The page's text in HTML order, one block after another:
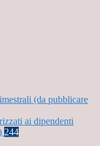
(da pubblicare
ai dipendenti
244